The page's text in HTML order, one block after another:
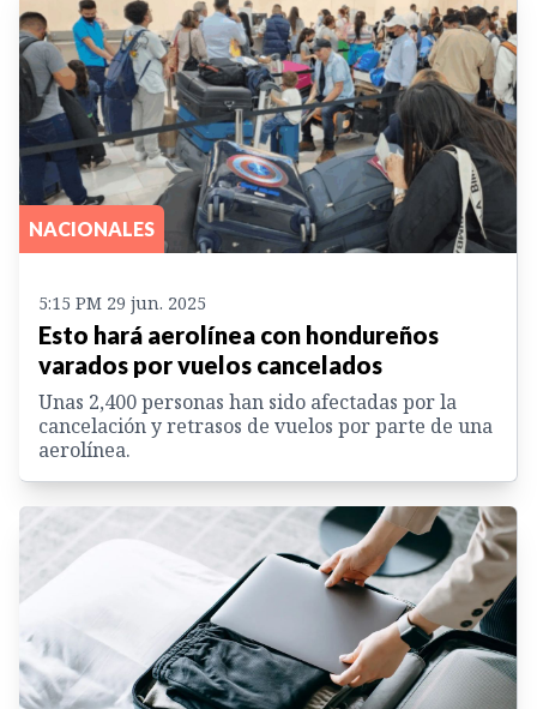
NACIONALES
5:15 PM 29 jun. 2025
Esto hará aerolínea con hondureños
varados por vuelos cancelados
Unas 2,400 personas han sido afectadas por la
cancelación y retrasos de vuelos por parte de una
aerolínea.